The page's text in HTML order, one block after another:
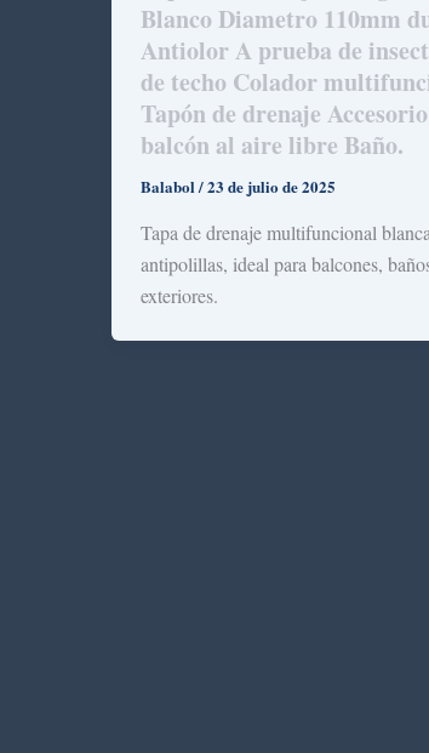
Blanco Diametro 110mm
Antiolor A prueba de
de techo Colador
Tapón de drenaje
balcón al aire libre Baño.
Balabol/23 de julio de 2025
Tapa de drenaje multifuncional
antipolillas, ideal para balcones,
exteriores.